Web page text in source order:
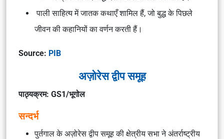
पाली साहित्य में जातक कथाएँ शामिल हैं, जो बुद्ध के पिछले
जीवन की कहानियों का वर्णन करती हैं।
Source: PIB
अज़ोरेस द्वीप समूह
पाठ्यक्रम: GS1/भूगोल
सन्दर्भ
पुर्तगाल के अज़ोरेस द्वीप समूह की क्षेत्रीय सभा ने अंतर्राष्ट्रीय